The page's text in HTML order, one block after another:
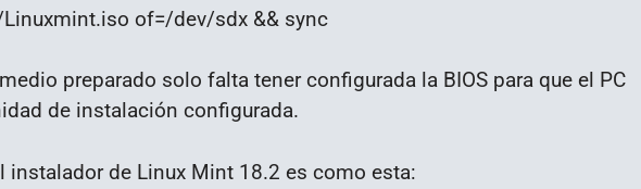
of=/dev/sdx && sync
preparado solo falta tener configurada la BIOS para que el PC
de instalación configurada.
instalador de Linux Mint 18.2 es como esta: